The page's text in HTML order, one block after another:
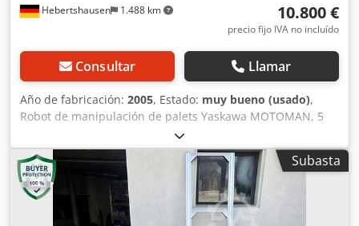
Hebertshausen 1.488 km 10.800 €
precio fijo IVA no incluído
Consultar Llamar
Año de fabricación: 2005, Estado: muy bueno (usado),
Robot de manipulación de palets Yaskawa MOTOMAN, 5
ejes, con pinza y sistema neumático. En muy buen estado,
con solo 1800 horas de funcionamiento. Controlador
NX100. Disponemos de otros 40 robots Yaskawa en nuestro
almacén. Crodehpp U Dopfx Ahfef Somos socios del
sistema de Yaskawa MOTOMAN. Puesta en marcha,
programación y servicio técnico.
Subasta